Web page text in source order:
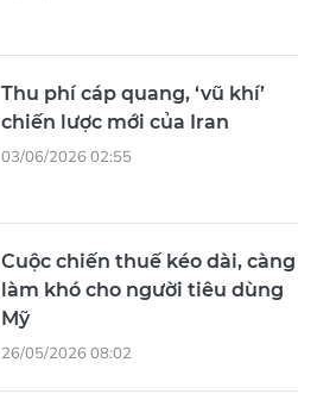
Thu phí cáp quang, ‘vũ khí’
chiến lược mới của Iran
03/06/2026 02:55
Cuộc chiến thuế kéo dài, càng
làm khó cho người tiêu dùng
Mỹ
26/05/2026 08:02